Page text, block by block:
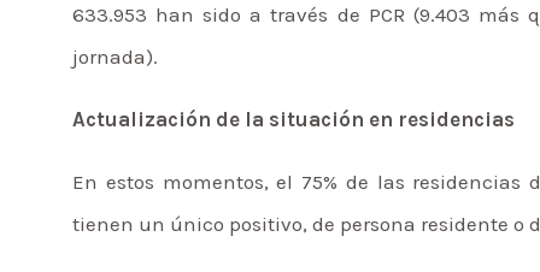
633.953 han sido a través de PCR (9.403
jornada).
Actualización de la situación en residencias
En estos momentos, el 75% de las
tienen un único positivo, de persona residente o